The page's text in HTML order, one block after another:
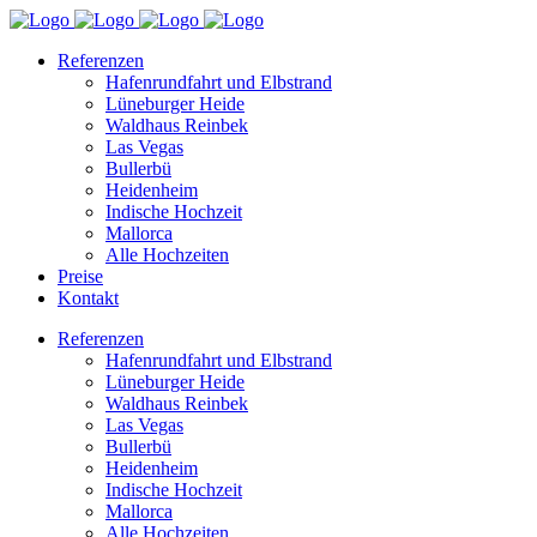
Referenzen
Hafenrundfahrt und Elbstrand
Lüneburger Heide
Waldhaus Reinbek
Las Vegas
Bullerbü
Heidenheim
Indische Hochzeit
Mallorca
Alle Hochzeiten
Preise
Kontakt
Referenzen
Hafenrundfahrt und Elbstrand
Lüneburger Heide
Waldhaus Reinbek
Las Vegas
Bullerbü
Heidenheim
Indische Hochzeit
Mallorca
Alle Hochzeiten